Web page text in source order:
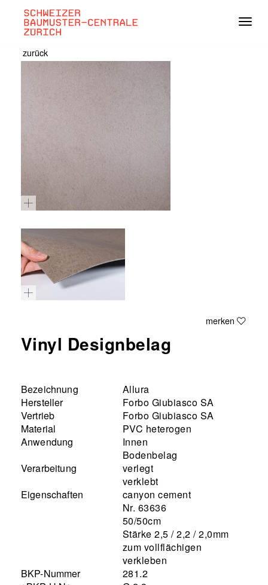
zurück
merken
Vinyl Designbelag
Bezeichnung
Allura
Hersteller
Forbo Giubiasco SA
Vertrieb
Forbo Giubiasco SA
Material
PVC heterogen
Anwendung
Innen
Bodenbelag
Verarbeitung
verlegt
verklebt
Eigenschaften
canyon cement
Nr. 63636
50/50cm
Stärke 2,5 / 2,2 / 2,0mm
zum vollflächigen
verkleben
BKP-Nummer
281.2